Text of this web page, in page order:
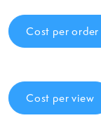
Cost per order
Cost per view